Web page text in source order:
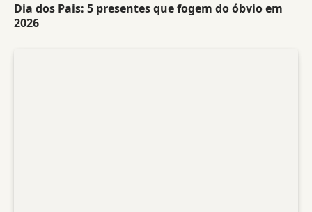
Dia dos Pais: 5 presentes que fogem do óbvio em
2026